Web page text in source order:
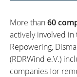
More than60
actively involved
Repowering,
(RDRWind e.V.)
companies for